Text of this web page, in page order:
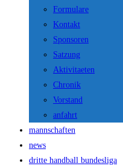
Formulare
Kontakt
Sponsoren
Satzung
Aktivitaeten
Chronik
Vorstand
anfahrt
mannschaften
news
dritte handball bundesliga